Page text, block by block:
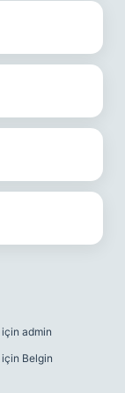
için admin
için Belgin